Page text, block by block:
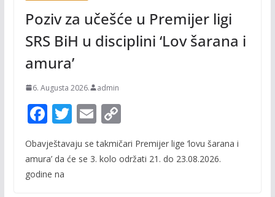
Poziv za učešće u Premijer ligi
SRS BiH u disciplini ‘Lov šarana i
amura’
6. Augusta 2026. admin
F
e
b
T
itt
E
ai
C
p
Obavještavaju se takmičari Premijer lige ‘lovu šarana i
amura’ da će se 3. kolo održati 21. do 23.08.2026.
godine na